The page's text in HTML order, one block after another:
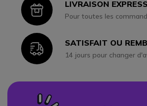
IconLIVRAISON EXPRESS
Pour toutes les
IconSATISFAIT OU
14 jours pour changer